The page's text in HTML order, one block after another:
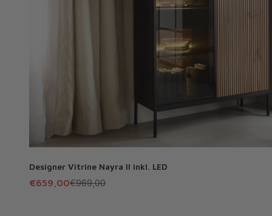
Designer Vitrine Nayra II inkl. LED
Angebot
€659,00Regulärer Preis
€969,00